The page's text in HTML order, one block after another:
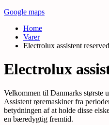
Google maps
Home
Varer
Electrolux assistent
Electrolux
Velkommen til Danmarks største
Assistent røremaskiner fra
betydningen af at holde disse
en bæredygtig fremtid.